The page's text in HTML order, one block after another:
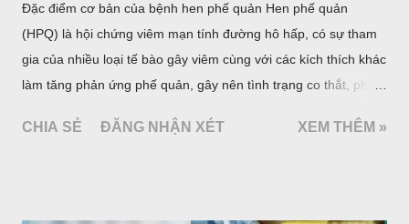
Đặc điểm cơ bản của bệnh hen phế quản Hen phế quản
(HPQ) là hội chứng viêm mạn tính đường hô hấp, có sự tham
gia của nhiều loại tế bào gây viêm cùng với các kích thích khác
làm tăng phản ứng phế quản, gây nên tình trạng co thắt, phù
lâm sàng của HPQ là cơn khó thở khò khè, chủ yếu là khó thở
CHIA SẺ ĐĂNG NHẬN XÉT XEM THÊM »